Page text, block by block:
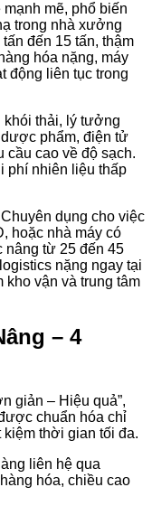
mẽ, phổ biến
trong nhà xưởng
đến 15 tấn, thậm
hóa nặng, máy
động liên tục trong
khói thải, lý tưởng
phẩm, điện tử
cầu cao về độ sạch.
phí nhiên liệu thấp
Chuyên dụng cho việc
hoặc nhà máy có
từ 25 đến 45
nặng ngay tại
kho vận và trung tâm
– 4
giản – Hiệu quả”,
chuẩn hóa chỉ
thời gian tối đa.
liên hệ qua
hóa, chiều cao